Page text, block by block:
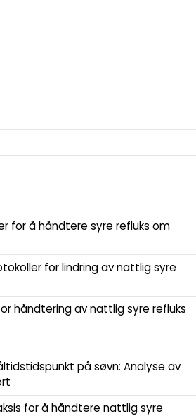
for å håndtere syre refluks om
for lindring av nattlig syre
håndtering av nattlig syre refluks
på søvn: Analyse av
for å håndtere nattlig syre